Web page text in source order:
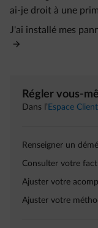
ai-je droit à une
J'ai installé mes
Régler vous-
Dans l’ Espace Client
Renseigner un
Consulter votre
Ajuster votre
Ajuster votre